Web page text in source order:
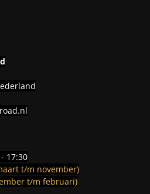
17:30
t/m november)
t/m februari)